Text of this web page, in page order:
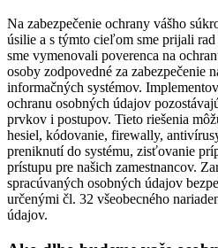
Na zabezpečenie ochrany vášho
úsilie a s týmto cieľom sme prijali
sme vymenovali poverenca na
osoby zodpovedné za zabezpečenie
informačných systémov.
ochranu osobných údajov
prvkov i postupov. Tieto riešenia
hesiel, kódovanie, firewally,
preniknutí do systému, zisťovanie
prístupu pre našich zamestnancov.
spracúvaných osobných údajov
určenými čl. 32 všeobecného
údajov.